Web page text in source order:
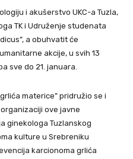
i akušerstvo UKC-a Tuzla,
TK i Udruženje studenata
a obuhvatit će
akcije, u svih 13
sve do 21. januara.
materice” pridružio se i
ove javne
ginekologa Tuzlanskog
kulture u Srebreniku
karcionoma grlića